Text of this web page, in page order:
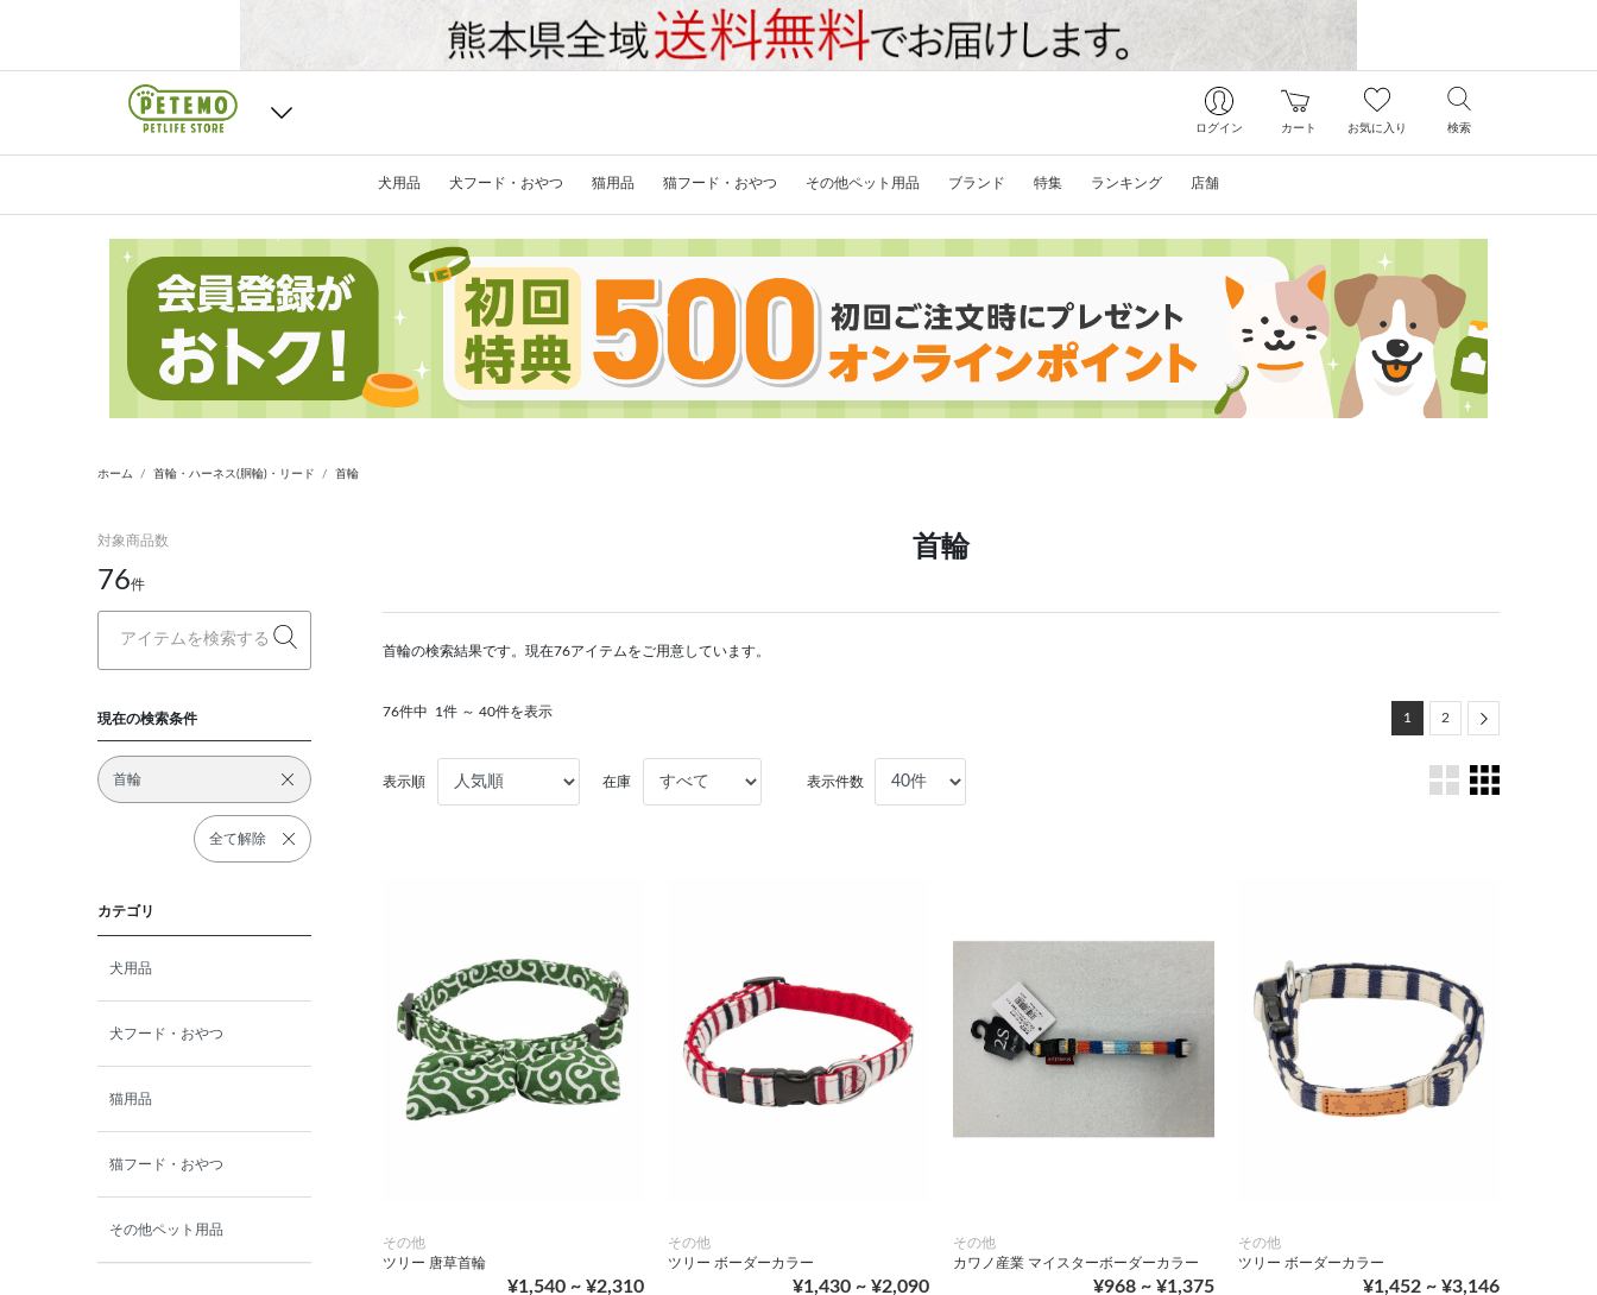
ログイン カート お気に入り 検索
犬用品 犬フード・おやつ 猫用品 猫フード・おやつ その他ペット用品 ブランド 特集 ランキング 店舗
ホーム 首輪・ハーネス(胴輪)・リード 首輪
対象商品数
76件
現在の検索条件
首輪
全て解除
カテゴリ
犬用品
犬フード・おやつ
猫用品
猫フード・おやつ
その他ペット用品
首輪
首輪の検索結果です。現在76アイテムをご用意しています。
76件中 1件 ～ 40件を表示 1 2 Next
表示順 在庫 表示件数
その他
ツリー 唐草首輪
¥1,540 ~ ¥2,310
その他
ツリー ボーダーカラー
¥1,430 ~ ¥2,090
その他
カワノ産業 マイスターボーダーカラー
¥968 ~ ¥1,375
その他
ツリー ボーダーカラー
¥1,452 ~ ¥3,146